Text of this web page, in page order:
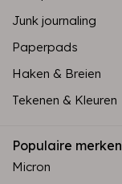
Junk journaling
Paperpads
Haken & Breien
Tekenen & Kleuren
Populaire merken
Micron